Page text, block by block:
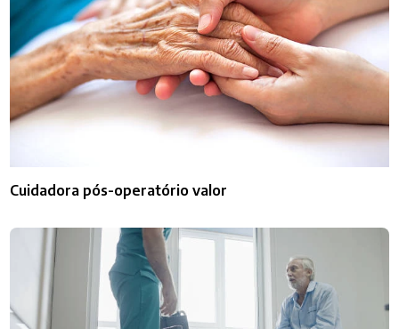
Cuidadora pós-operatório valor